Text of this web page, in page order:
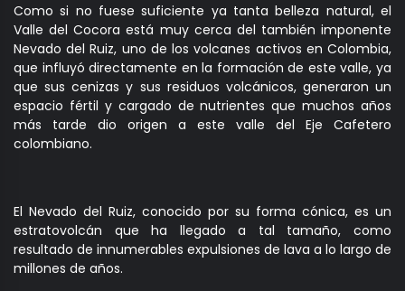
Como si no fuese suficiente ya tanta belleza natural, el
Valle del Cocora está muy cerca del también imponente
Nevado del Ruiz, uno de los volcanes activos en Colombia,
que influyó directamente en la formación de este valle, ya
que sus cenizas y sus residuos volcánicos, generaron un
espacio fértil y cargado de nutrientes que muchos años
más tarde dio origen a este valle del Eje Cafetero
colombiano.
El Nevado del Ruiz, conocido por su forma cónica, es un
estratovolcán que ha llegado a tal tamaño, como
resultado de innumerables expulsiones de lava a lo largo de
millones de años.